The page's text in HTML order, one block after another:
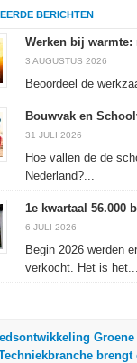
delen
(Wordt
een
venster
Twitter
(Wordt
een
venster
(Wordt
in
nieuw
geopend)
BERICHTEN
Werken bij
3 AUGUSTUS 2026
Beoordeel de
Bouwvak en
31 JULI 2026
Hoe vallen de de
Nederland?...
1e kwartaal 56.000
6 JULI 2026
Begin 2026 werden
verkocht. Het is het...